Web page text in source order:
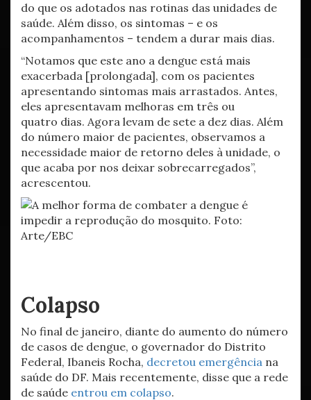
do que os adotados nas rotinas das unidades de
saúde. Além disso, os sintomas – e os
acompanhamentos – tendem a durar mais dias.
“Notamos que este ano a dengue está mais
exacerbada [prolongada], com os pacientes
apresentando sintomas mais arrastados. Antes,
eles apresentavam melhoras em três ou
quatro dias. Agora levam de sete a dez dias. Além
do número maior de pacientes, observamos a
necessidade maior de retorno deles à unidade, o
que acaba por nos deixar sobrecarregados”,
acrescentou.
Colapso
No final de janeiro, diante do aumento do número
de casos de dengue, o governador do Distrito
Federal, Ibaneis Rocha, decretou emergência na
saúde do DF. Mais recentemente, disse que a rede
de saúde entrou em colapso.